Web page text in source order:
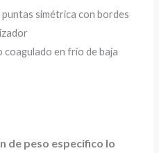
simétrica con bordes
en frío de baja
de peso especifico lo